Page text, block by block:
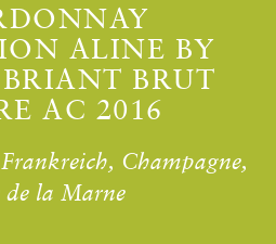
ALINE BY
BRUT
AC 2016
Champagne,
de la Marne